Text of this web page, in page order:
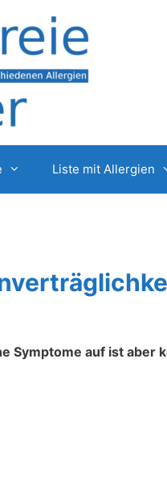
Liste mit Allergien
Symptome auf ist aber